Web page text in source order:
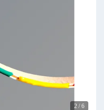
2 / 6